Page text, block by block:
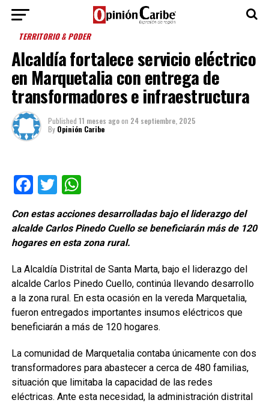
TERRITORIO & PODER
Alcaldía fortalece servicio eléctrico
en Marquetalia con entrega de
transformadores e infraestructura
Published 11 meses agoon 24 septiembre, 2025
By Opinión Caribe
Facebook
TwitterWhatsApp
Con estas acciones desarrolladas bajo el liderazgo del
alcalde Carlos Pinedo Cuello se beneficiarán más de 120
hogares en esta zona rural.
La Alcaldía Distrital de Santa Marta, bajo el liderazgo del
alcalde Carlos Pinedo Cuello, continúa llevando desarrollo
a la zona rural. En esta ocasión en la vereda Marquetalia,
fueron entregados importantes insumos eléctricos que
beneficiarán a más de 120 hogares.
La comunidad de Marquetalia contaba únicamente con dos
transformadores para abastecer a cerca de 480 familias,
situación que limitaba la capacidad de las redes
eléctricas. Ante esta necesidad, la administración distrital